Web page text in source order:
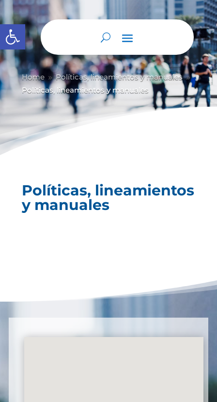
Abrir barra de herramientas
Home 9 Políticas, lineamientos y manuales 9
Políticas, lineamientos y manuales
Políticas, lineamientos
y manuales